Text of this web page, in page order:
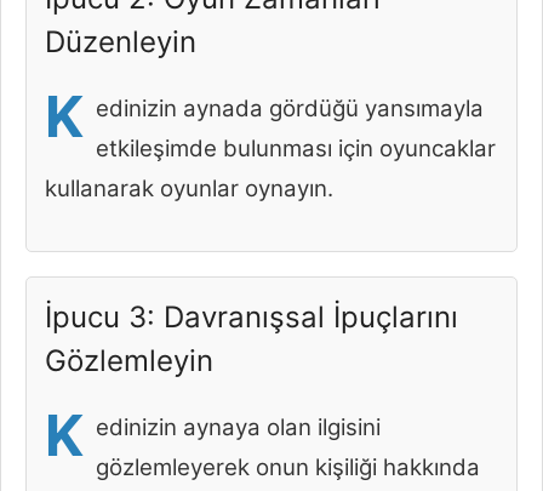
Düzenleyin
K edinizin aynada gördüğü yansımayla
etkileşimde bulunması için oyuncaklar
kullanarak oyunlar oynayın.
İpucu 3: Davranışsal İpuçlarını
Gözlemleyin
K edinizin aynaya olan ilgisini
gözlemleyerek onun kişiliği hakkında